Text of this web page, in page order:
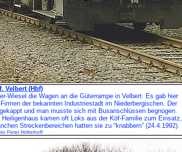
Velbert (Hbf)
Wiesel die Wagen an die Güterrampe in Velbert. Es gab hier
der bekannten Industriestadt im Niederbergischen. Der
und man musste sich mit Busanschlüssen begnügen.
kamen oft Loks aus der Köf-Familie zum Einsatz,
Streckenbereichen hatten sie zu “knabbern” (24.4.1992).
Peter Hölterhoff